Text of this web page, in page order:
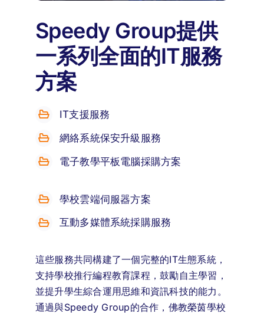
Speedy Group提供
一系列全面的IT服務
方案
IT支援服務
網絡系統保安升級服務
電子教學平板電腦採購方案
學校雲端伺服器方案
互動多媒體系統採購服務
這些服務共同構建了一個完整的IT生態系統，
支持學校推行編程教育課程，鼓勵自主學習，
並提升學生綜合運用思維和資訊科技的能力。
通過與Speedy Group的合作，佛教榮茵學校